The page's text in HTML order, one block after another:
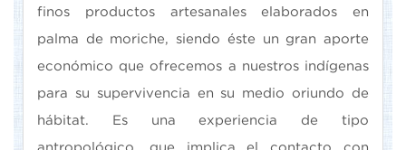
finos productos artesanales elaborados en
palma de moriche, siendo éste un gran aporte
económico que ofrecemos a nuestros indígenas
para su supervivencia en su medio oriundo de
hábitat. Es una experiencia de tipo
antropológico, que implica el contacto con